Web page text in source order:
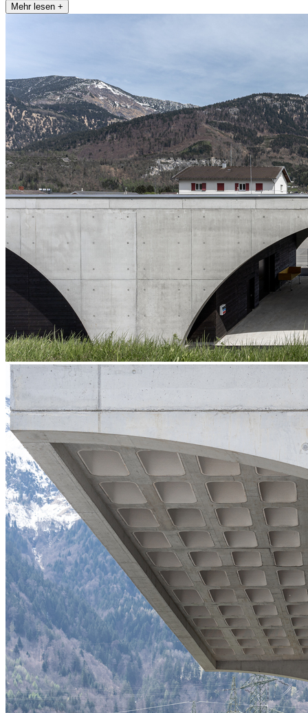
Mehr lesen +